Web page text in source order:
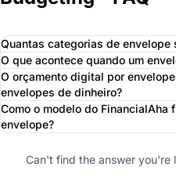
Quantas categorias de envelope
O que acontece quando um
O orçamento digital por
envelopes de dinheiro?
Como o modelo do FinancialAha
envelope?
Can't find the answer you're